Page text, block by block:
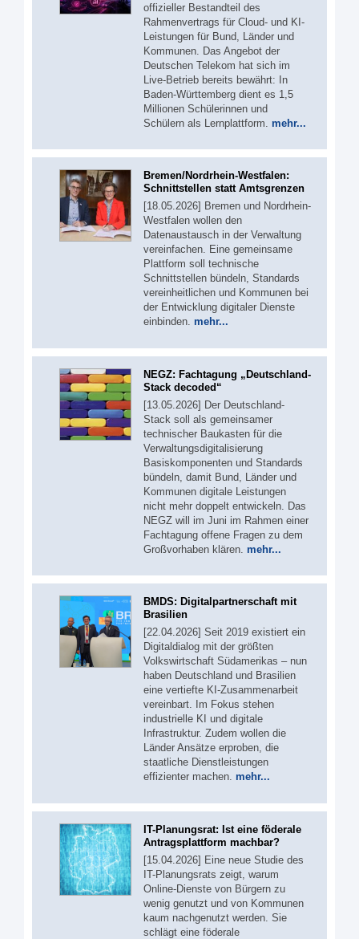
offizieller Bestandteil des
Rahmenvertrags für Cloud- und KI-
Leistungen für Bund, Länder und
Kommunen. Das Angebot der
Deutschen Telekom hat sich im
Live-Betrieb bereits bewährt: In
Baden-Württemberg dient es 1,5
Millionen Schülerinnen und
Schülern als Lernplattform. mehr...
Bremen/Nordrhein-Westfalen:
Schnittstellen statt Amtsgrenzen
[18.05.2026] Bremen und Nordrhein-
Westfalen wollen den
Datenaustausch in der Verwaltung
vereinfachen. Eine gemeinsame
Plattform soll technische
Schnittstellen bündeln, Standards
vereinheitlichen und Kommunen bei
der Entwicklung digitaler Dienste
einbinden. mehr...
NEGZ: Fachtagung „Deutschland-
Stack decoded“
[13.05.2026] Der Deutschland-
Stack soll als gemeinsamer
technischer Baukasten für die
Verwaltungsdigitalisierung
Basiskomponenten und Standards
bündeln, damit Bund, Länder und
Kommunen digitale Leistungen
nicht mehr doppelt entwickeln. Das
NEGZ will im Juni im Rahmen einer
Fachtagung offene Fragen zu dem
Großvorhaben klären. mehr...
BMDS: Digitalpartnerschaft mit
Brasilien
[22.04.2026] Seit 2019 existiert ein
Digitaldialog mit der größten
Volkswirtschaft Südamerikas – nun
haben Deutschland und Brasilien
eine vertiefte KI-Zusammenarbeit
vereinbart. Im Fokus stehen
industrielle KI und digitale
Infrastruktur. Zudem wollen die
Länder Ansätze erproben, die
staatliche Dienstleistungen
effizienter machen. mehr...
IT-Planungsrat: Ist eine föderale
Antragsplattform machbar?
[15.04.2026] Eine neue Studie des
IT-Planungsrats zeigt, warum
Online-Dienste von Bürgern zu
wenig genutzt und von Kommunen
kaum nachgenutzt werden. Sie
schlägt eine föderale